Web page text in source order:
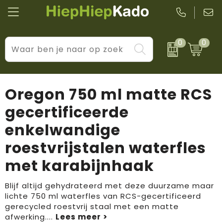
0 0
Kantoor & schrijfwaren
Wellness & verzorging
Tassen & reizen
Huis, tuin & keuken
Elektronica & gadgets
Kleding & accessoires
Sport & vrije tijd
Levensstijl
Prijs & impact
BIC
Boska
Brandflavours
Camelbak
Janzen
JBL
LogoSeat
Oregon 750 ml matte RCS
gecertificeerde
enkelwandige
roestvrijstalen waterfles
met karabijnhaak
Blijf altijd gehydrateerd met deze duurzame maar
lichte 750 ml waterfles van RCS-gecertificeerd
gerecycled roestvrij staal met een matte
afwerking....